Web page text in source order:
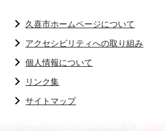
久喜市ホームページについて
アクセシビリティへの取り組み
個人情報について
リンク集
サイトマップ